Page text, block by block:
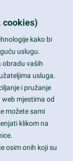
cookies)
kako bi
uslugu.
obradu vaših
usluga.
i pružanje
mjestima od
možete sami
klikom na
osim onih koji su